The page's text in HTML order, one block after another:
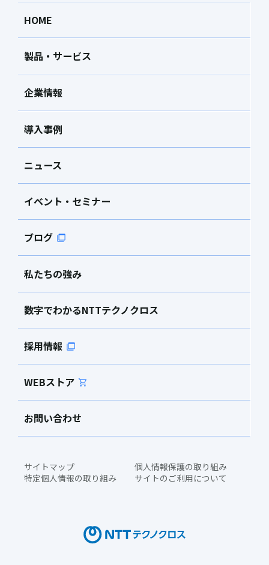
HOME
製品・サービス
企業情報
導入事例
ニュース
イベント・セミナー
ブログ
私たちの強み
数字でわかるNTTテクノクロス
採用情報
WEBストア
お問い合わせ
サイトマップ
個人情報保護の取り組み
特定個人情報の取り組み
サイトのご利用について